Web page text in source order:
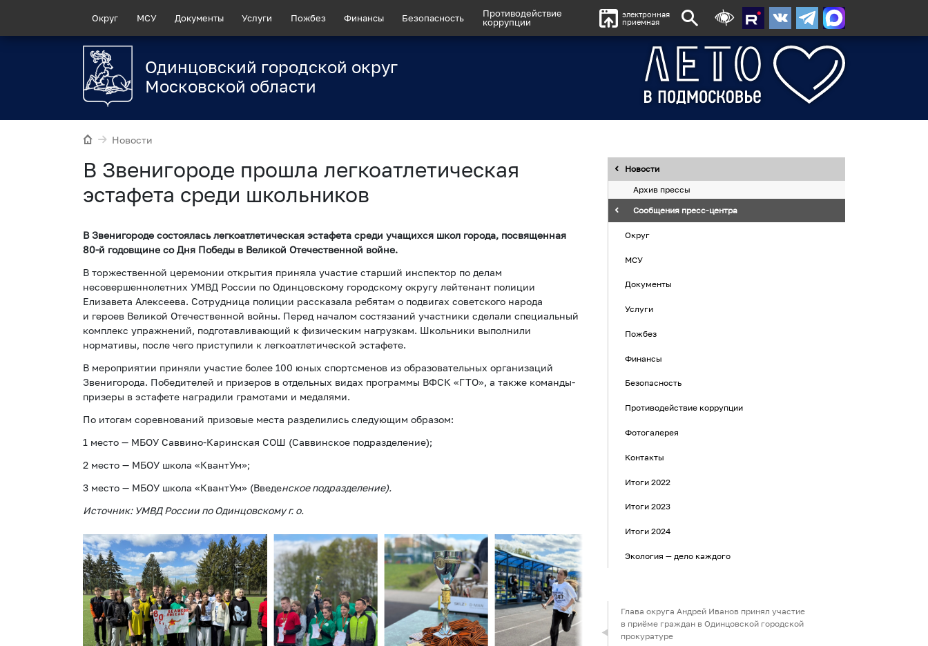
Округ МСУ Документы Услуги Пожбез Финансы Безопасность
Противодействие
коррупции
электронная
приемная
Одинцовский городской округ
Московской области
Новости
В Звенигороде прошла легкоатлетическая
эстафета среди школьников
В Звенигороде состоялась легкоатлетическая эстафета среди учащихся школ города, посвященная
80-й годовщине со Дня Победы в Великой Отечественной войне.
В торжественной церемонии открытия приняла участие старший инспектор по делам
несовершеннолетних УМВД России по Одинцовскому городскому округу лейтенант полиции
Елизавета Алексеева. Сотрудница полиции рассказала ребятам о подвигах советского народа
и героев Великой Отечественной войны. Перед началом состязаний участники сделали специальный
комплекс упражнений, подготавливающий к физическим нагрузкам. Школьники выполнили
нормативы, после чего приступили к легкоатлетической эстафете.
В мероприятии приняли участие более 100 юных спортсменов из образовательных организаций
Звенигорода. Победителей и призеров в отдельных видах программы ВФСК «ГТО», а также команды-
призеры в эстафете наградили грамотами и медалями.
По итогам соревнований призовые места разделились следующим образом:
1 место — МБОУ Саввино-Каринская СОШ (Саввинское подразделение);
2 место — МБОУ школа «КвантУм»;
3 место — МБОУ школа «КвантУм» (Введенское подразделение).
Источник: УМВД России по Одинцовскому г. о.
Новости
Архив прессы
Сообщения пресс-центра
Округ
МСУ
Документы
Услуги
Пожбез
Финансы
Безопасность
Противодействие коррупции
Фотогалерея
Контакты
Итоги 2022
Итоги 2023
Итоги 2024
Экология — дело каждого
Глава округа Андрей Иванов принял участие
в приёме граждан в Одинцовской городской
прокуратуре